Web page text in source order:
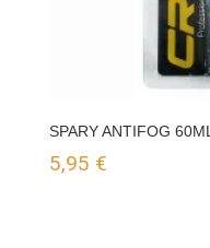
SPARY ANTIFOG 60ML
5,95 €